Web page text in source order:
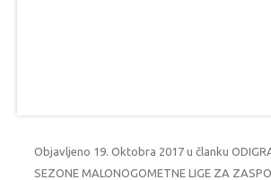
Objavljeno 19. Oktobra 2017 u članku
SEZONE MALONOGOMETNE LIGE ZA